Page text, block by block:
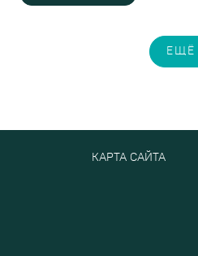
ЕЩЁ
КАРТА САЙТА